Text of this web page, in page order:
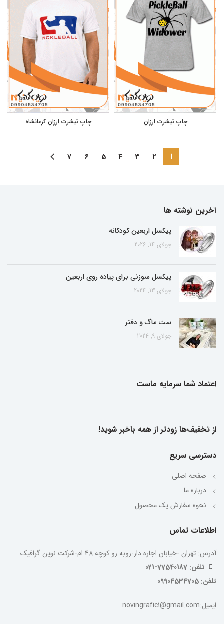
چاپ تیشرت ارزان چاپ تیشرت ارزان کرمانشاه
1
2
3
4
5
6
7
آخرین نوشته ها
پیکسل اربعین کودکانه
جولای 14, 2026
پیکسل سوزنی برای پیاده روی اربعین
جولای 13, 2024
ست ماگ و دفتر
جولای 9, 2024
اعتماد شما سرمایه ماست
از تخفیف‌ها زودتر از همه باخبر شوید!
دسترسی سریع
صفحه اصلی
درباره ما
نحوه سفارش یک محصول
اطلاعات تماس
آدرس: تهران -خیابان اجاره دار-روبه رو کوچه 48 ام-شرکت نوین گرافیک
تلفن: 77540187-021
تلفن: 09904534705
ایمیل:novingrafic1@gmail.com